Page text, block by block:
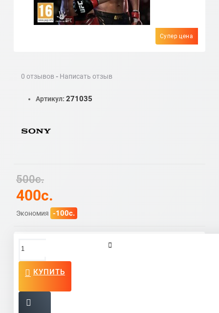
Супер цена
0 отзывов- Написать отзыв
500c.
400c.
Экономия -100c.
Артикул: 271035
КУПИТЬ
Написать отзыв